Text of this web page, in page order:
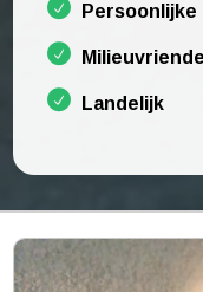
Persoonlijke
Landelijk